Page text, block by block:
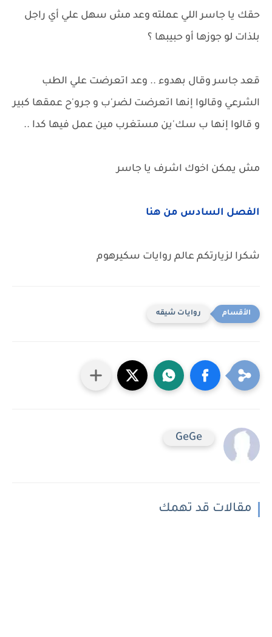
حقك يا جاسر اللي عملته وعد مش سهل علي أي راجل
بلذات لو جوزها أو حبيبها ؟
قعد جاسر وقال بهدوء .. وعد اتعرضت علي الطب
الشرعي وقالوا إنها اتعرضت لضر'ب و جرو'ح عمقها كبير
و قالوا إنها ب سك'ين مستغرب مين عمل فيها كدا ..
مش يمكن اخوك اشرف يا جاسر
الفصل السادس من هنا
شكرا لزيارتكم عالم روايات سكيرهوم
روايات شيقه
GeGe
مقالات قد تهمك